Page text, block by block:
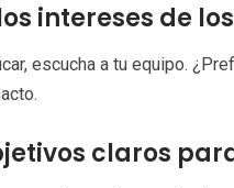
intereses de
escucha a tu equipo.
claros